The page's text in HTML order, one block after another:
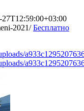
27T12:59:00+03:00
2021/ Бесплатно